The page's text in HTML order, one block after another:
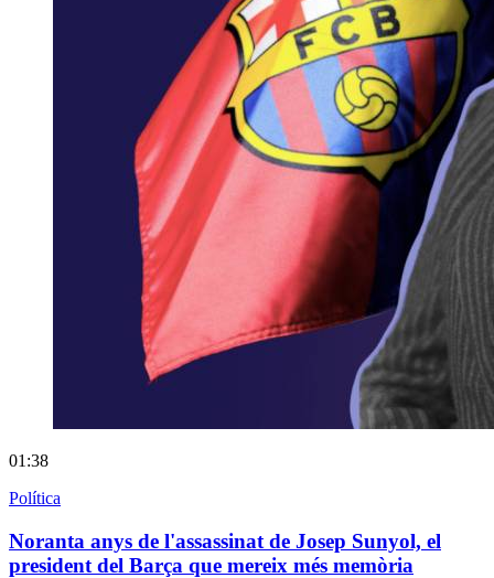
01:38
Política
Noranta anys de l'assassinat de Josep Sunyol, el
president del Barça que mereix més memòria